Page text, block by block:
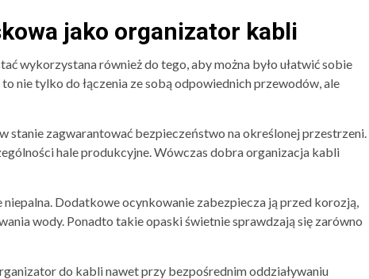
jako organizator kabli
wykorzystana również do tego, aby można było ułatwić sobie
nie tylko do łączenia ze sobą odpowiednich przewodów, ale
stanie zagwarantować bezpieczeństwo na określonej przestrzeni.
hale produkcyjne. Wówczas dobra organizacja kabli
Dodatkowe ocynkowanie zabezpiecza ją przed korozją,
wody. Ponadto takie opaski świetnie sprawdzają się zarówno
do kabli nawet przy bezpośrednim oddziaływaniu